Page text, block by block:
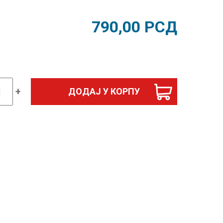
790,00 РСД
+ ДОДАЈ У КОРПУ